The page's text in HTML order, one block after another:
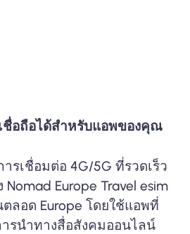
ชื่อถือได้สำหรับแอพของคุณ
รเชื่อมต่อ 4G/5G ที่รวดเร็ว
Europe Travel esim
ลอด Europe โดยใช้แอพที่
นำทางสื่อสังคมออนไลน์